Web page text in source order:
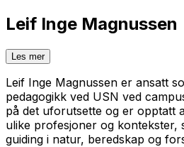
Leif Inge Magnussen
Les mer
Leif Inge Magnussen er ansatt
pedagogikk ved USN ved
på det uforutsette og er opptatt
ulike profesjoner og kontekster,
guiding i natur, beredskap og